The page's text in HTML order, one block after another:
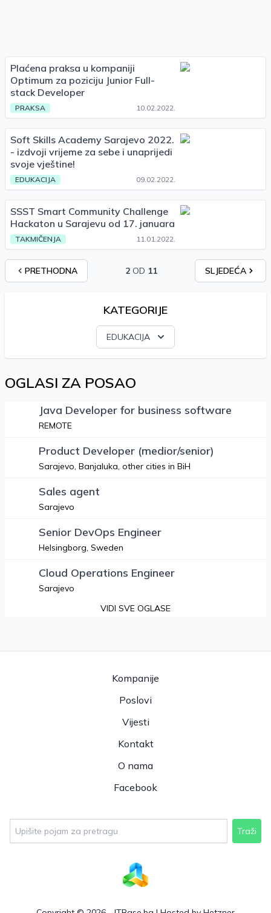
Plaćena praksa u kompaniji
Optimum za poziciju Junior Full-
stack Developer
PRAKSA 10.02.2022.
Soft Skills Academy Sarajevo 2022.
- izdvoji vrijeme za sebe i unaprijedi
svoje vještine!
EDUKACIJA 09.02.2022.
SSST Smart Community Challenge
Hackaton u Sarajevu od 17. januara
TAKMIČENJA 11.01.2022.
PRETHODNA 2 OD 11 SLJEDEĆA
KATEGORIJE
EDUKACIJA
OGLASI ZA POSAO
Java Developer for business software
REMOTE
Product Developer (medior/senior)
Sarajevo, Banjaluka, other cities in BiH
Sales agent
Sarajevo
Senior DevOps Engineer
Helsingborg, Sweden
Cloud Operations Engineer
Sarajevo
VIDI SVE OGLASE
Kompanije
Poslovi
Vijesti
Kontakt
O nama
Facebook
Traži